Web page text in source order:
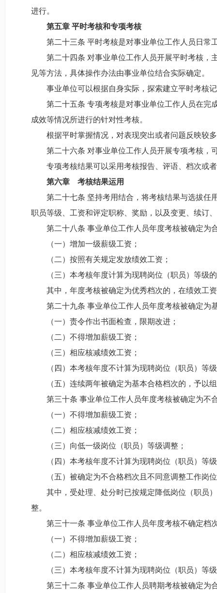
进行。
第五章 平时考核和专项考核
第二十三条 平时考核是对事业单位工作人员日常
第二十四条 对事业单位工作人员开展平时考核，
见等方法，具体操作办法由事业单位结合实际确定。
事业单位可以根据自身实际，探索建立平时考核记
第二十五条 专项考核是对事业单位工作人员在完
成效等情况所进行的针对性考核。
根据平时掌握情况，对表现突出或者问题反映较多
第二十六条 对事业单位工作人员开展专项考核，
专项考核结果可以采用考核报告、评语、档次或者
第六章 考核结果运用
第二十七条 坚持考用结合，将考核结果与选拔任
职员等级、工资和评定职称、奖励，以及变更、续订
第二十八条 事业单位工作人员年度考核被确定为
（一）增加一级薪级工资；
（二）按照有关规定发放绩效工资；
（三）本考核年度计算为现聘岗位（职员）等级
其中，年度考核被确定为优秀档次的，在绩效工资
第二十九条 事业单位工作人员年度考核被确定为
（一）责令作出书面检查，限期改进；
（二）不得增加薪级工资；
（三）相应核减绩效工资；
（四）本考核年度不计算为现聘岗位（职员）等级
（五）连续两年被确定为基本合格档次的，予以组
第三十条 事业单位工作人员年度考核被确定为不
（一）不得增加薪级工资；
（二）相应核减绩效工资；
（三）向低一级岗位（职员）等级调整；
（四）本考核年度不计算为现聘岗位（职员）等级
（五）被确定为不合格档次且不同意调整工作岗位
其中，受处理、处分时已按规定降低岗位（职员）
整。
第三十一条 事业单位工作人员年度考核不确定档
（一）不得增加薪级工资；
（二）相应核减绩效工资；
（三）本考核年度不计算为现聘岗位（职员）等级
第三十二条 事业单位工作人员聘期考核被确定为